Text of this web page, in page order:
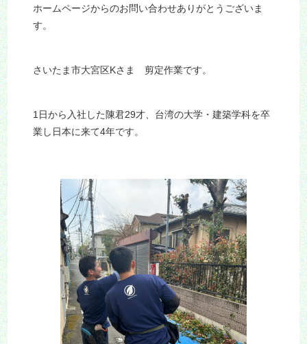
ホームページからのお問い合わせありがとうございま
す。
さいたま市大宮区Kさま 剪定作業です。
1日から入社した陳君29才、台湾の大学・建築学科を卒
業し日本に来て4年です。